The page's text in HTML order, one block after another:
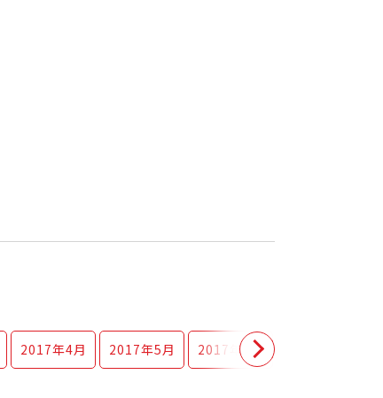
2017年4月 2017年5月 2017年 6月